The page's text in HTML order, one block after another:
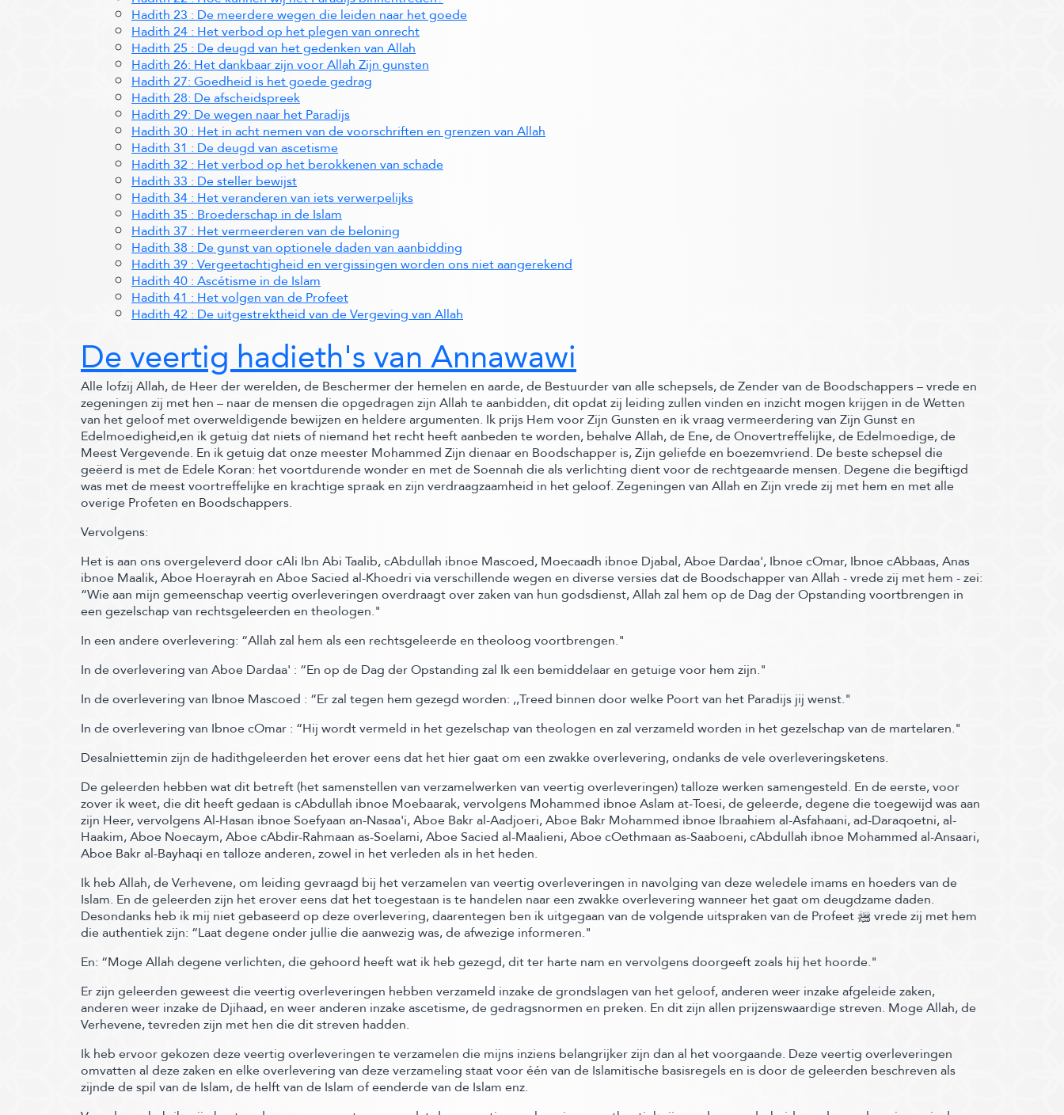
Hadith 23 : De meerdere wegen die leiden naar het goede
Hadith 24 : Het verbod op het plegen van onrecht
Hadith 25 : De deugd van het gedenken van Allah
Hadith 26: Het dankbaar zijn voor Allah Zijn gunsten
Hadith 27: Goedheid is het goede gedrag
Hadith 28: De afscheidspreek
Hadith 29: De wegen naar het Paradijs
Hadith 30 : Het in acht nemen van de voorschriften en grenzen van Allah
Hadith 31 : De deugd van ascetisme
Hadith 32 : Het verbod op het berokkenen van schade
Hadith 33 : De steller bewijst
Hadith 34 : Het veranderen van iets verwerpelijks
Hadith 35 : Broederschap in de Islam
Hadith 37 : Het vermeerderen van de beloning
Hadith 38 : De gunst van optionele daden van aanbidding
Hadith 39 : Vergeetachtigheid en vergissingen worden ons niet aangerekend
Hadith 40 : Ascétisme in de Islam
Hadith 41 : Het volgen van de Profeet
Hadith 42 : De uitgestrektheid van de Vergeving van Allah
De veertig hadieth's van Annawawi
Alle lofzij Allah, de Heer der werelden, de Beschermer der hemelen en aarde, de Bestuurder van alle schepsels, de Zender van de Boodschappers – vrede en
zegeningen zij met hen – naar de mensen die opgedragen zijn Allah te aanbidden, dit opdat zij leiding zullen vinden en inzicht mogen krijgen in de Wetten
van het geloof met overweldigende bewijzen en heldere argumenten. Ik prijs Hem voor Zijn Gunsten en ik vraag vermeerdering van Zijn Gunst en
Edelmoedigheid,en ik getuig dat niets of niemand het recht heeft aanbeden te worden, behalve Allah, de Ene, de Onovertreffelijke, de Edelmoedige, de
Meest Vergevende. En ik getuig dat onze meester Mohammed Zijn dienaar en Boodschapper is, Zijn geliefde en boezemvriend. De beste schepsel die
geëerd is met de Edele Koran: het voortdurende wonder en met de Soennah die als verlichting dient voor de rechtgeaarde mensen. Degene die begiftigd
was met de meest voortreffelijke en krachtige spraak en zijn verdraagzaamheid in het geloof. Zegeningen van Allah en Zijn vrede zij met hem en met alle
overige Profeten en Boodschappers.
Vervolgens:
Het is aan ons overgeleverd door cAli Ibn Abi Taalib, cAbdullah ibnoe Mascoed, Moecaadh ibnoe Djabal, Aboe Dardaa', Ibnoe cOmar, Ibnoe cAbbaas, Anas
ibnoe Maalik, Aboe Hoerayrah en Aboe Sacied al-Khoedri via verschillende wegen en diverse versies dat de Boodschapper van Allah - vrede zij met hem -zei:
“Wie aan mijn gemeenschap veertig overleveringen overdraagt over zaken van hun godsdienst, Allah zal hem op de Dag der Opstanding voortbrengen in
een gezelschap van rechtsgeleerden en theologen."
In een andere overlevering: “Allah zal hem als een rechtsgeleerde en theoloog voortbrengen."
In de overlevering van Aboe Dardaa' : “En op de Dag der Opstanding zal Ik een bemiddelaar en getuige voor hem zijn."
In de overlevering van Ibnoe Mascoed : “Er zal tegen hem gezegd worden: ,,Treed binnen door welke Poort van het Paradijs jij wenst."
In de overlevering van Ibnoe cOmar : “Hij wordt vermeld in het gezelschap van theologen en zal verzameld worden in het gezelschap van de martelaren."
Desalniettemin zijn de hadithgeleerden het erover eens dat het hier gaat om een zwakke overlevering, ondanks de vele overleveringsketens.
De geleerden hebben wat dit betreft(het samenstellen van verzamelwerken van veertig overleveringen)talloze werken samengesteld. En de eerste, voor
zover ik weet, die dit heeft gedaan is cAbdullah ibnoe Moebaarak, vervolgens Mohammed ibnoe Aslam at-Toesi, de geleerde, degene die toegewijd was aan
zijn Heer, vervolgens Al-Hasan ibnoe Soefyaan an-Nasaa'i, Aboe Bakr al-Aadjoeri, Aboe Bakr Mohammed ibnoe Ibraahiem al-Asfahaani, ad-Daraqoetni, al-
Haakim, Aboe Noecaym, Aboe cAbdir-Rahmaan as-Soelami, Aboe Sacied al-Maalieni, Aboe cOethmaan as-Saaboeni, cAbdullah ibnoe Mohammed al-Ansaari,
Aboe Bakr al-Bayhaqi en talloze anderen, zowel in het verleden als in het heden.
Ik heb Allah, de Verhevene, om leiding gevraagd bij het verzamelen van veertig overleveringen in navolging van deze weledele imams en hoeders van de
Islam. En de geleerden zijn het erover eens dat het toegestaan is te handelen naar een zwakke overlevering wanneer het gaat om deugdzame daden.
Desondanks heb ik mij niet gebaseerd op deze overlevering,daarentegen ben ik uitgegaan van de volgende uitspraken van de Profeet ﷺ‬ vrede zij met hem
die authentiek zijn: “Laat degene onder jullie die aanwezig was, de afwezige informeren."
En: “Moge Allah degene verlichten, die gehoord heeft wat ik heb gezegd, dit ter harte nam en vervolgens doorgeeft zoals hij het hoorde."
Er zijn geleerden geweest die veertig overleveringen hebben verzameld inzake de grondslagen van het geloof, anderen weer inzake afgeleide zaken,
anderen weer inzake de Djihaad, en weer anderen inzake ascetisme, de gedragsnormen en preken. En dit zijn allen prijzenswaardige streven. Moge Allah, de
Verhevene, tevreden zijn met hen die dit streven hadden.
Ik heb ervoor gekozen deze veertig overleveringen te verzamelen die mijns inziens belangrijker zijn dan al het voorgaande. Deze veertig overleveringen
omvatten al deze zaken en elke overlevering van deze verzameling staat voor één van de Islamitische basisregels en is door de geleerden beschreven als
zijnde de spil van de Islam, de helft van de Islam of eenderde van de Islam enz.